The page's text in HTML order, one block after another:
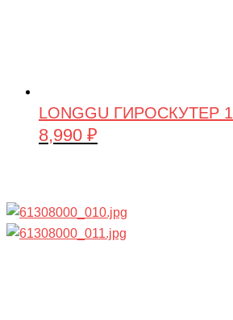
LONGGU ГИРОСКУТЕР
Первоначальная
8,990 ₽